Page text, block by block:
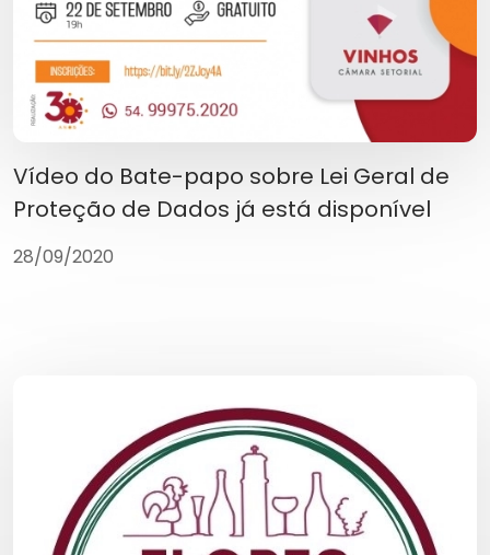
Vídeo do Bate-papo sobre Lei Geral de
Proteção de Dados já está disponível
28/09/2020